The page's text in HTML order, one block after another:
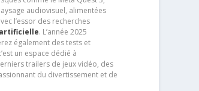
audiovisuel, alimentées
l’essor des recherches
. L’année 2025
également des tests et
un espace dédié à
trailers de jeux vidéo, des
du divertissement et de